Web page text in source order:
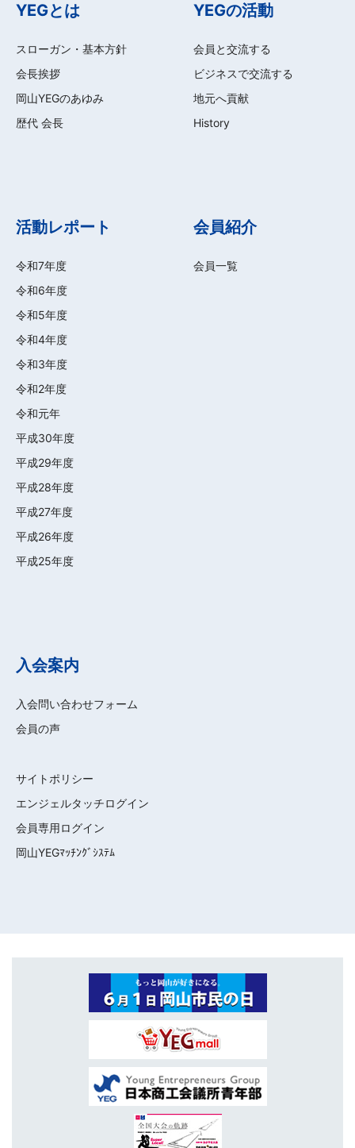
YEGとは
スローガン・基本方針
会長挨拶
岡山YEGのあゆみ
歴代 会長
YEGの活動
会員と交流する
ビジネスで交流する
地元へ貢献
History
活動レポート
令和7年度
令和6年度
令和5年度
令和4年度
令和3年度
令和2年度
令和元年
平成30年度
平成29年度
平成28年度
平成27年度
平成26年度
平成25年度
会員紹介
会員一覧
入会案内
入会問い合わせフォーム
会員の声
サイトポリシー
エンジェルタッチログイン
会員専用ログイン
岡山YEGﾏｯﾁﾝｸﾞｼｽﾃﾑ